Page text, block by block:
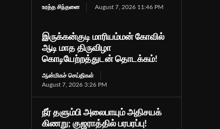
உரத்த சிந்தனை August 7, 2026 11:46 PM
இருக்கன்குடி மாரியம்மன் கோவில்
ஆடி மாத திருவிழா
கொடியேற்றத்துடன் தொடக்கம்!
ஆன்மிகச் செய்திகள்
August 7, 2026 3:26 PM
நீர் தளும்பி அலைபாயும் அதிசயக்
கிணறு; குஜராத்தில் பரபரப்பு!